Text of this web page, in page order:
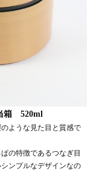
箱 520ml
ような見た目と質感で
の特徴であるつなぎ目
ンプルなデザインなの